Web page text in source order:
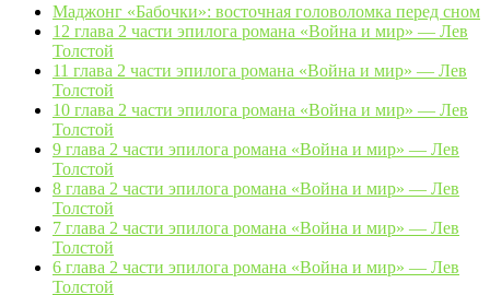
Маджонг «Бабочки»: восточная головоломка перед сном
12 глава 2 части эпилога романа «Война и мир» — Лев
Толстой
11 глава 2 части эпилога романа «Война и мир» — Лев
Толстой
10 глава 2 части эпилога романа «Война и мир» — Лев
Толстой
9 глава 2 части эпилога романа «Война и мир» — Лев
Толстой
8 глава 2 части эпилога романа «Война и мир» — Лев
Толстой
7 глава 2 части эпилога романа «Война и мир» — Лев
Толстой
6 глава 2 части эпилога романа «Война и мир» — Лев
Толстой